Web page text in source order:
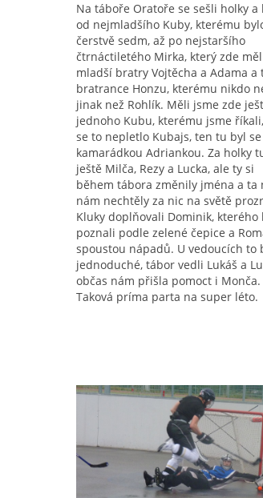
Na táboře Oratoře se sešli holky a
od nejmladšího Kuby, kterému
čerstvě sedm, až po nejstaršího
čtrnáctiletého Mirka, který zde
mladší bratry Vojtěcha a Adama a
bratrance Honzu, kterému nikdo
jinak než Rohlík. Měli jsme zde
jednoho Kubu, kterému jsme
se to nepletlo Kubajs, ten tu byl se
kamarádkou Adriankou. Za holky
ještě Milča, Rezy a Lucka, ale ty si
během tábora změnily jména a ta
nám nechtěly za nic na světě
Kluky doplňovali Dominik, kterého
poznali podle zelené čepice a
spoustou nápadů. U vedoucích to
jednoduché, tábor vedli Lukáš a
občas nám přišla pomoct i Monča.
Taková príma parta na super léto.